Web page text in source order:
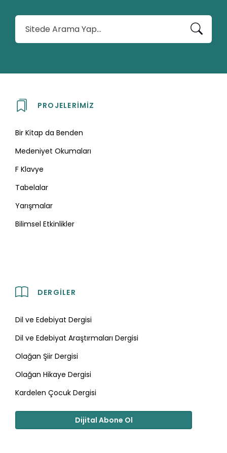
A
PROJELERIMIZ
Bir Kitap da Benden
Medeniyet Okumaları
F Klavye
Tabelalar
Yarışmalar
Bilimsel Etkinlikler
DERGILER
Dil ve Edebiyat Dergisi
Dil ve Edebiyat Araştırmaları Dergisi
Olağan Şiir Dergisi
Olağan Hikaye Dergisi
Kardelen Çocuk Dergisi
Dijital Abone Ol